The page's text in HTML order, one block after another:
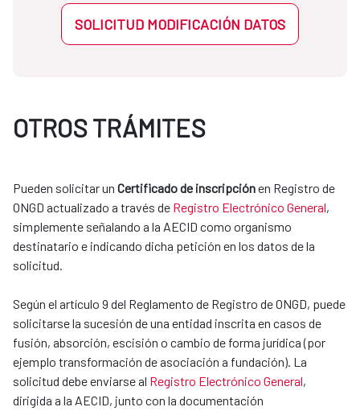
SOLICITUD MODIFICACIÓN DATOS
OTROS TRÁMITES
Pueden solicitar un Certificado de inscripciónen Registro de
ONGD actualizado a través de Registro Electrónico General,
simplemente señalando a la AECID como organismo
destinatario e indicando dicha petición en los datos de la
solicitud.
Según el artículo 9 del Reglamento de Registro de ONGD, puede
solicitarse la sucesión de una entidad inscrita en casos de
fusión, absorción, escisión o cambio de forma jurídica (por
ejemplo transformación de asociación a fundación). La
solicitud debe enviarse al Registro Electrónico General,
dirigida a la AECID, junto con la documentación